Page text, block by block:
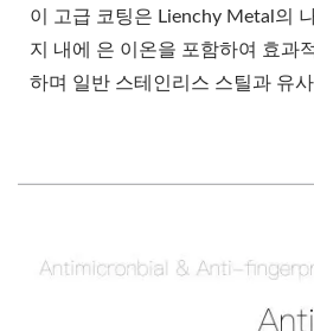
이 고급 코팅은 Lienchy Metal의
지 내에 은 이온을 포함하여 효과
하며 일반 스테인리스 스틸과 유